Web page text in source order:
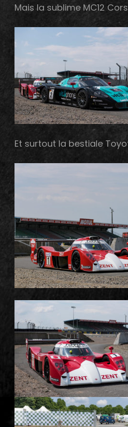
Mais la sublime MC12
Et surtout la bestiale